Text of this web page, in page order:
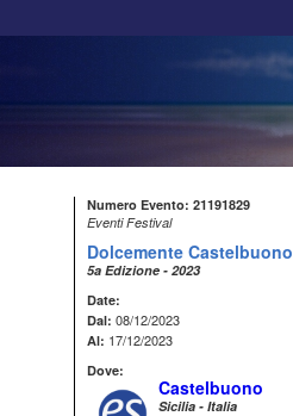
Numero Evento: 21191829
Eventi Festival
Dolcemente Castelbuono
5a Edizione - 2023
Date:
Dal: 08/12/2023
Al: 17/12/2023
Dove:
Castelbuono
Sicilia - Italia